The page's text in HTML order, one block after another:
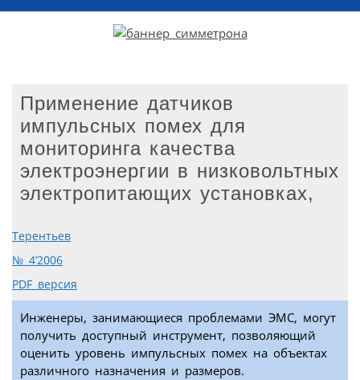
Применение датчиков
импульсных помех для
мониторинга качества
электроэнергии в низковольтных
электропитающих установках,
Терентьев
№ 4’2006
PDF версия
Инженеры, занимающиеся проблемами ЭМС, могут
получить доступный инструмент, позволяющий
оценить уровень импульсных помех на объектах
различного назначения и размеров.